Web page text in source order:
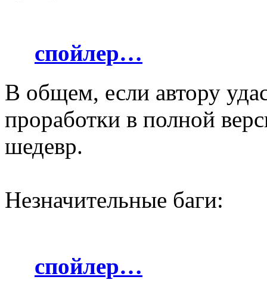
спойлер…
В общем, если автору
проработки в полной
шедевр.
Незначительные баги:
спойлер…